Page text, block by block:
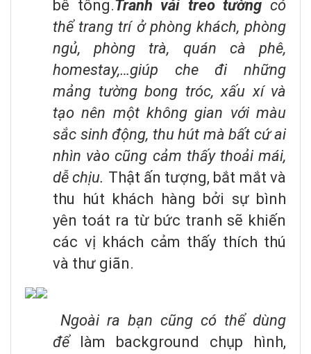
bê tông.Tranh vải treo tườngcó
thể trang trí ở phòng khách, phòng
ngủ, phòng trà, quán cà phê,
homestay,…giúp che đi những
mảng tường bong tróc, xấu xí và
tạo nên một không gian với màu
sắc sinh động, thu hút mà bất cứ ai
nhìn vào cũng cảm thấy thoải mái,
dễ chịu. Thật ấn tượng, bắt mắt và
thu hút khách hàng bởi sự bình
yên toát ra từ bức tranh sẽ khiến
các vị khách cảm thấy thích thú
và thư giãn.
Ngoài ra bạn cũng có thể dùng
đểlàm background chụp hình,